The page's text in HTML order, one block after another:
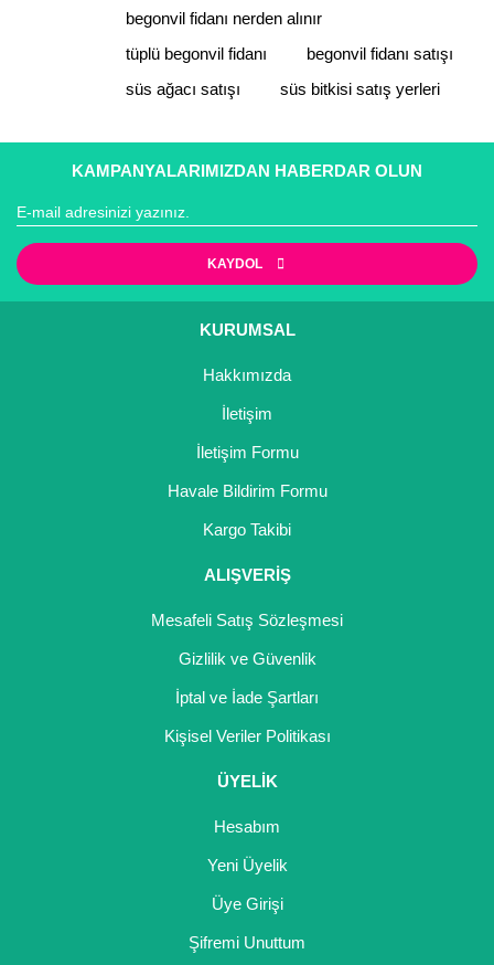
begonvil fidanı nerden alınır
tüplü begonvil fidanı
begonvil fidanı satışı
süs ağacı satışı
süs bitkisi satış yerleri
KAMPANYALARIMIZDAN HABERDAR OLUN
KAYDOL
KURUMSAL
Hakkımızda
İletişim
İletişim Formu
Havale Bildirim Formu
Kargo Takibi
ALIŞVERİŞ
Mesafeli Satış Sözleşmesi
Gizlilik ve Güvenlik
İptal ve İade Şartları
Kişisel Veriler Politikası
ÜYELİK
Hesabım
Yeni Üyelik
Üye Girişi
Şifremi Unuttum